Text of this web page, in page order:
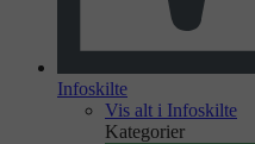
Infoskilte
Vis alt i Infoskilte
Kategorier